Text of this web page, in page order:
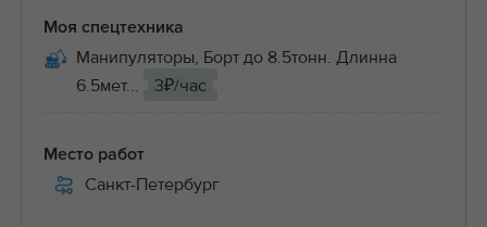
Моя спецтехника
Манипуляторы, Борт до 8.5тонн. Длинна
6.5мет...
3₽/час
Место работ
Санкт-Петербург